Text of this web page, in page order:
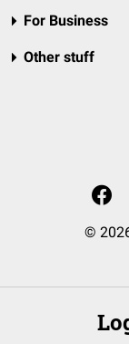
For Business
Other stuff
©